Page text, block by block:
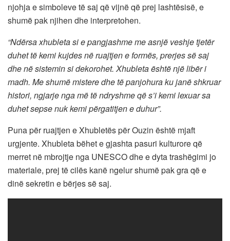
njohja e simboleve të saj që vijnë që prej lashtësisë, e
shumë pak njihen dhe interpretohen.
“Ndërsa xhubleta si e pangjashme me asnjë veshje tjetër
duhet të kemi kujdes në ruajtjen e formës, prerjes së saj
dhe në sistemin si dekorohet. Xhubleta është një libër i
madh. Me shumë mistere dhe të panjohura ku janë shkruar
histori, ngjarje nga më të ndryshme që s’i kemi lexuar sa
duhet sepse nuk kemi përgatitjen e duhur”.
Puna për ruajtjen e Xhubletës për Ouzin është mjaft
urgjente. Xhubleta bëhet e gjashta pasuri kulturore që
merret në mbrojtje nga UNESCO dhe e dyta trashëgimi jo
materiale, prej të cilës kanë ngelur shumë pak gra që e
dinë sekretin e bërjes së saj.